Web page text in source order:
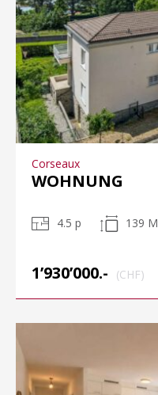
Corseaux
WOHNUNG
4.5 p 139 M
1’930’000.- (CHF)